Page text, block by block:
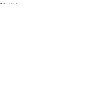
Notícias